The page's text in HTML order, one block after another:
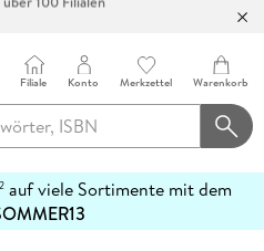
über 100 Filialen
Filiale Konto Merkzettel Warenkorb
auf viele Sortimente mit dem